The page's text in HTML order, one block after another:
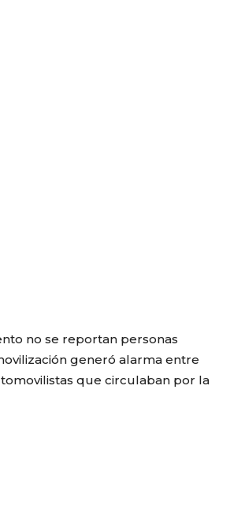
no se reportan personas
generó alarma entre
que circulaban por la